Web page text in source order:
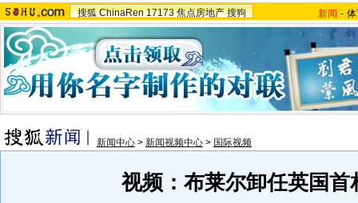
搜狐 ChinaRen 17173 焦点房地产 搜狗 新闻 -
新闻中心 > 新闻视频中心 > 国际视频
视频：布莱尔卸任英国首